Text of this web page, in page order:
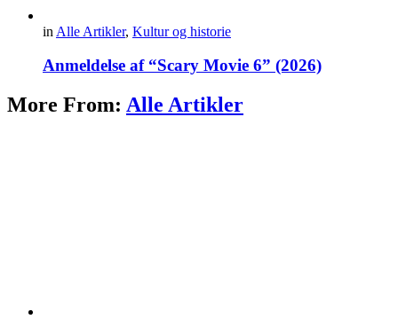
in Alle Artikler, Kultur og historie
Anmeldelse af “Scary Movie 6” (2026)
More From: Alle Artikler